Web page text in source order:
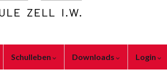
Schulleben Downloads Login